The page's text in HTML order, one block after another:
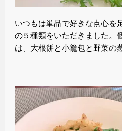
いつもは単品で好きな点心を
の５種類をいただきました。
は、大根餅と小籠包と野菜の